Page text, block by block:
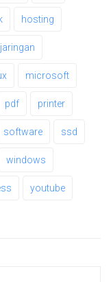
hosting
jaringan
microsoft
pdf printer
software ssd
windows
youtube